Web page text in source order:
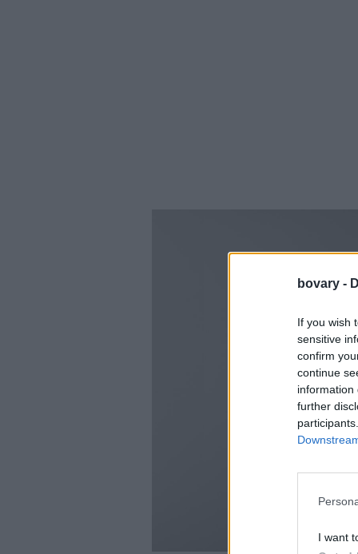
bovary -
If you wish
sensitive
confirm
continue
information
further
I want